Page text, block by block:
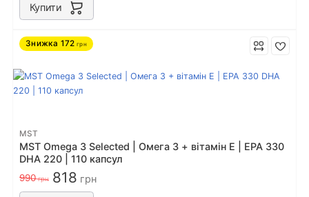
Купити
Знижка 172 грн
MST
MST Omega 3 Selected | Омега 3 + вітамін Е | EPA 330
DHA 220 | 110 капсул
990грн 818 грн